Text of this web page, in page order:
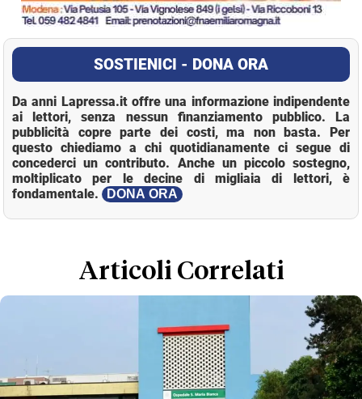
SOSTIENICI - DONA ORA
Da anni Lapressa.it offre una informazione indipendente
ai lettori, senza nessun finanziamento pubblico. La
pubblicità copre parte dei costi, ma non basta. Per
questo chiediamo a chi quotidianamente ci segue di
concederci un contributo. Anche un piccolo sostegno,
moltiplicato per le decine di migliaia di lettori, è
fondamentale.
DONA ORA
Articoli Correlati